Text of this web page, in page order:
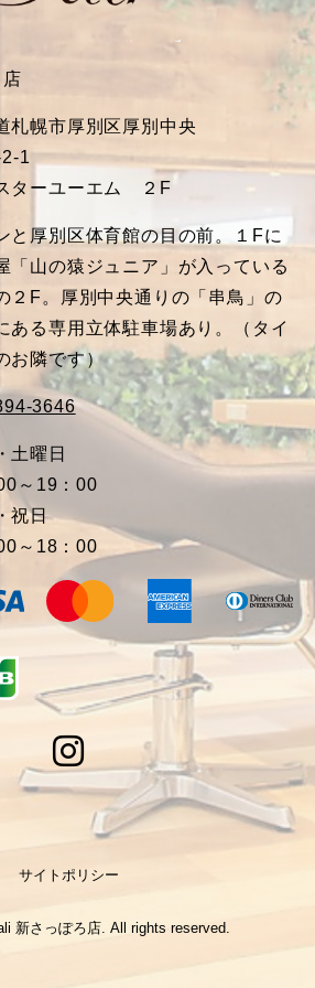
札幌市厚別区厚別中央
2-1
ターユーエム ２F
と厚別区体育館の目の前。１Fに
「山の猿ジュニア」が入っている
２F。厚別中央通りの「串鳥」の
ある専用立体駐車場あり。（タイ
お隣です）
3646
土曜日
～19：00
祝日
～18：00
サイトポリシー
新さっぽろ店. All rights reserved.